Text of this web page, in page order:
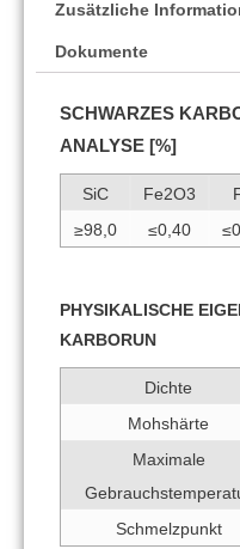
Zusätzliche
Dokumente
SCHWARZES
ANALYSE [%]
SiC Fe2O3
≥98,0
≤0,40
PHYSIKALISCHE
KARBORUN
Dichte
Mohshärte
Maximale
Schmelzpunkt